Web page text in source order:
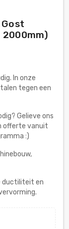
In onze
tegen een
Gelieve ons
offerte vanuit
:)
ductiliteit en